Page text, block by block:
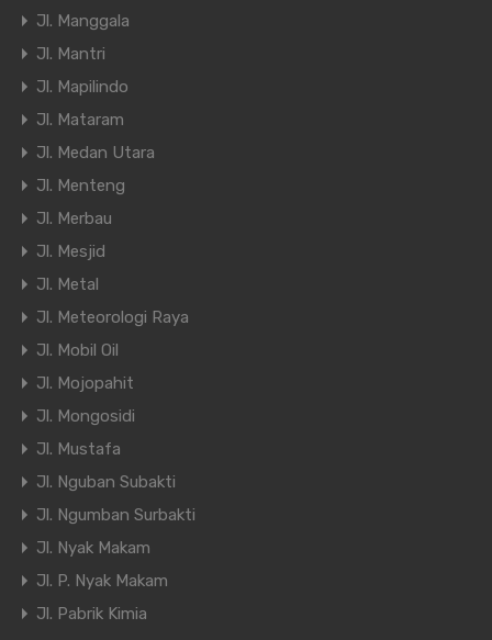
Jl. Manggala
Jl. Mantri
Jl. Mapilindo
Jl. Mataram
Jl. Medan Utara
Jl. Menteng
Jl. Merbau
Jl. Mesjid
Jl. Metal
Jl. Meteorologi Raya
Jl. Mobil Oil
Jl. Mojopahit
Jl. Mongosidi
Jl. Mustafa
Jl. Nguban Subakti
Jl. Ngumban Surbakti
Jl. Nyak Makam
Jl. P. Nyak Makam
Jl. Pabrik Kimia